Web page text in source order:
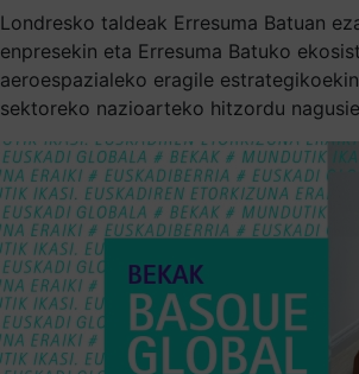
Londresko taldeak Erresuma Batuan
enpresekin eta Erresuma Batuko
aeroespazialeko eragile
sektoreko nazioarteko hitzordu